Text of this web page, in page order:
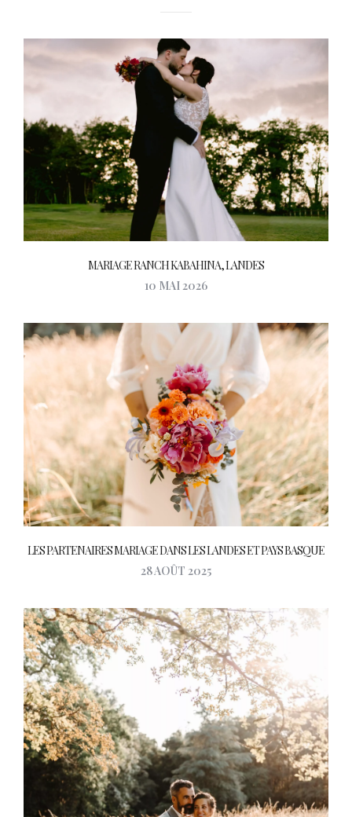
MARIAGE RANCH KABAHINA, LANDES
10 MAI 2026
LES PARTENAIRES MARIAGE DANS LES LANDES ET PAYS BASQUE
28 AOÛT 2025